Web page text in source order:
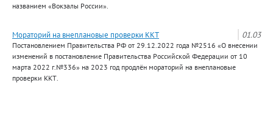
названием «Вокзалы России».
01.03
Мораторий на внеплановые проверки ККТ
Постановлением Правительства РФ от 29.12.2022 года №2516 «О внесении
изменений в постановление Правительства Российской Федерации от 10
марта 2022 г.№336» на 2023 год продлён мораторий на внеплановые
проверки ККТ.